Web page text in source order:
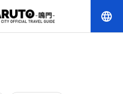
language